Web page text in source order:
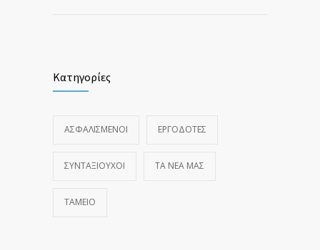
Κατηγορίες
ΑΣΦΑΛΙΣΜΕΝΟΙ ΕΡΓΟΔΟΤΕΣ
ΣΥΝΤΑΞΙΟΥΧΟΙ ΤΑ ΝΈΑ ΜΑΣ
ΤΑΜΕΙΟ